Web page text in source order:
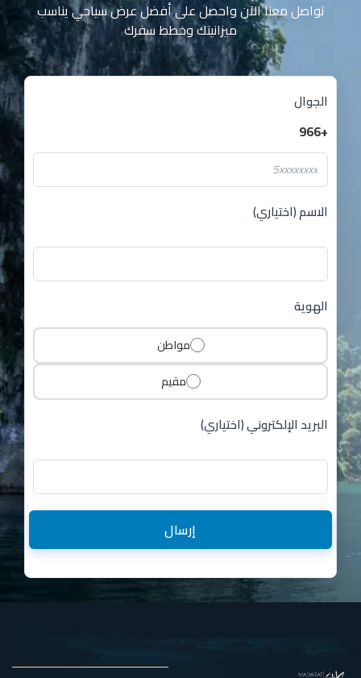
تواصل معنا الآن واحصل على أفضل عرض سياحي يناسب
ميزانيتك وخطط سفرك
الجوال
+966
الاسم (اختياري)
الهوية
مواطن
مقيم
البريد الإلكتروني (اختياري)
إرسال